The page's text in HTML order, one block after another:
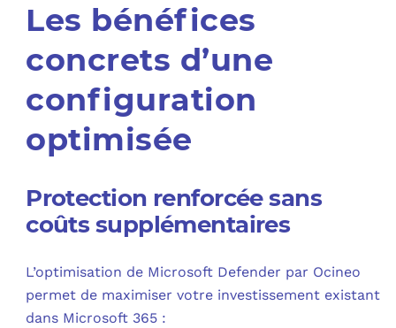
Les bénéfices
concrets d’une
configuration
optimisée
Protection renforcée sans
coûts supplémentaires
L’optimisation de Microsoft Defender par Ocineo
permet de maximiser votre investissement existant
dans Microsoft 365 :